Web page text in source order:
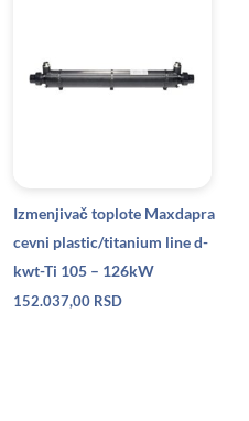
Izmenjivač toplote Maxdapra
cevni plastic/titanium line d-
kwt-Ti 105 – 126kW
152.037,00 RSD